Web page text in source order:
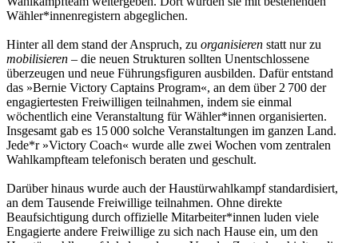
Wähler*innenregistern abgeglichen.
Hinter all dem stand der Anspruch, zu organisieren statt nur zu
mobilisieren – die neuen Strukturen sollten Unentschlossene
überzeugen und neue Führungsfiguren ausbilden. Dafür entstand
das »Bernie Victory Captains Program«, an dem über 2 700 der
engagiertesten Freiwilligen teilnahmen, indem sie einmal
wöchentlich eine Veranstaltung für Wähler*innen organisierten.
Insgesamt gab es 15 000 solche Veranstaltungen im ganzen Land.
Jede*r »Victory Coach« wurde alle zwei Wochen vom zentralen
Wahlkampfteam telefonisch beraten und geschult.
Darüber hinaus wurde auch der Haustürwahlkampf standardisiert,
an dem Tausende Freiwillige teilnahmen. Ohne direkte
Beaufsichtigung durch offizielle Mitarbeiter*innen luden viele
Engagierte andere Freiwillige zu sich nach Hause ein, um den